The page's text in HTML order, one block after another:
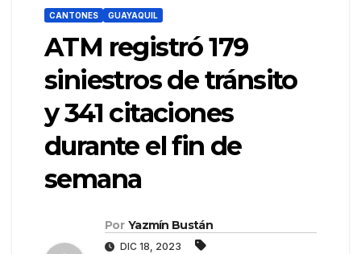
CANTONES GUAYAQUIL
ATM registró 179
siniestros de tránsito
y 341 citaciones
durante el fin de
semana
Por Yazmín Bustán
DIC 18, 2023